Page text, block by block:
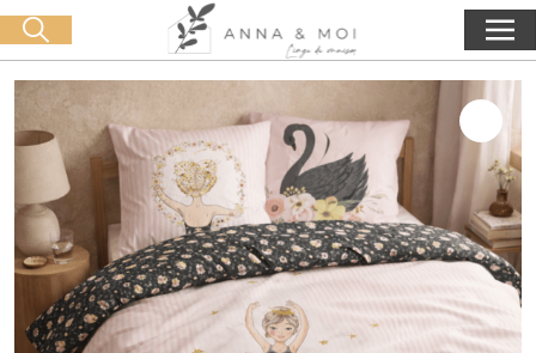
Kostenlose Lieferung ab 60€ Einkauf 0,00€